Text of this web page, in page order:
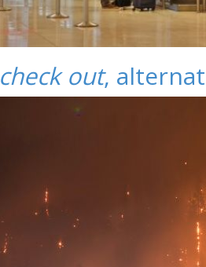
check out,